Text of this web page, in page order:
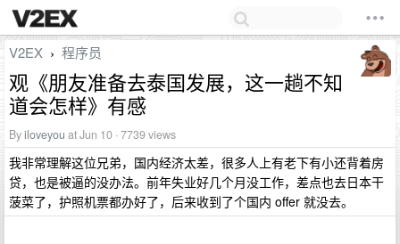
V2EX › 程序员
观《朋友准备去泰国发展，这一趟不知
道会怎样》有感
Byiloveyou at Jun 10 · 7739 views
我非常理解这位兄弟，国内经济太差，很多人上有老下有小还背着房
贷，也是被逼的没办法。前年失业好几个月没工作，差点也去日本干
菠菜了，护照机票都办好了，后来收到了个国内 offer 就没去。